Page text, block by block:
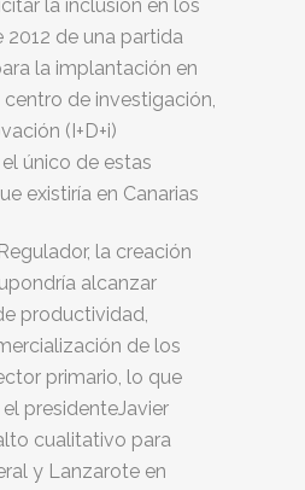
la inclusión en los
2012 de una partida
la implantación en
de investigación,
(I+D+i)
único de estas
existiría en Canarias
la creación
alcanzar
productividad,
de los
primario, lo que
presidenteJavier
cualitativo para
y Lanzarote en